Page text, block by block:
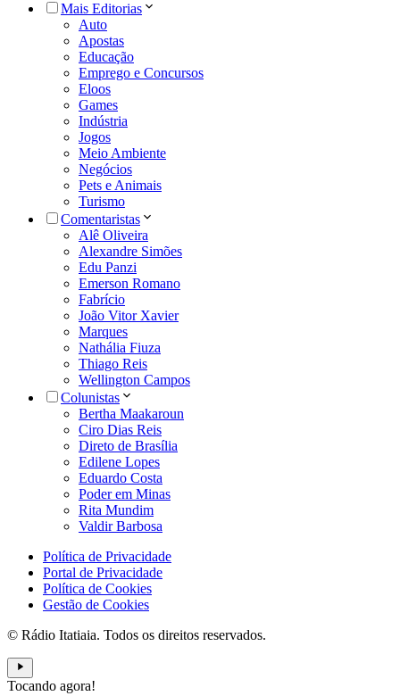
Mais Editorias
Auto
Apostas
Educação
Emprego e Concursos
Eloos
Games
Indústria
Jogos
Meio Ambiente
Negócios
Pets e Animais
Turismo
Comentaristas
Alê Oliveira
Alexandre Simões
Edu Panzi
Emerson Romano
Fabrício
João Vitor Xavier
Marques
Nathália Fiuza
Thiago Reis
Wellington Campos
Colunistas
Bertha Maakaroun
Ciro Dias Reis
Direto de Brasília
Edilene Lopes
Eduardo Costa
Poder em Minas
Rita Mundim
Valdir Barbosa
Política de Privacidade
Portal de Privacidade
Política de Cookies
Gestão de Cookies
© Rádio Itatiaia. Todos os direitos reservados.
Tocando agora!